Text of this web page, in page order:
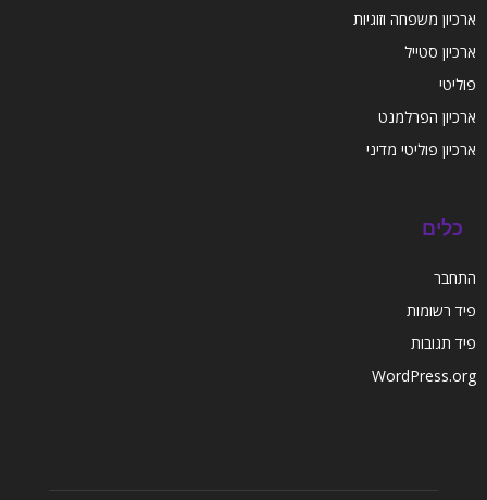
ארכיון משפחה וזוגיות
ארכיון סטייל
פוליטי
ארכיון הפרלמנט
ארכיון פוליטי מדיני
כלים
התחבר
פיד רשומות
פיד תגובות
WordPress.org